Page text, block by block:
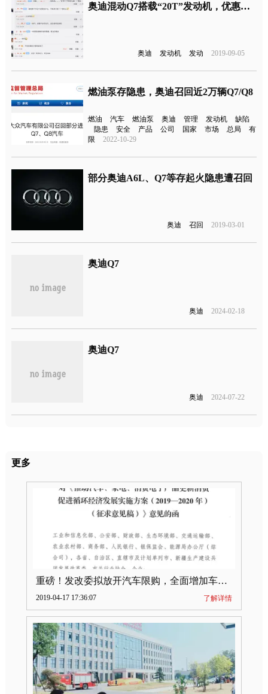
奥迪混动Q7搭载“20T”发动机，优惠后仅61万！故意还是无意？
奥迪 发动机 发动 2019-09-05
燃油泵存隐患，奥迪召回近2万辆Q7/Q8
燃油 汽车 燃油泵 奥迪 管理 发动机
缺陷
隐患
安全 产品 公司 国家 市场 总局
有
限
2022-10-29
部分奥迪A6L、Q7等存起火隐患遭召回
奥迪 召回 2019-03-01
奥迪Q7
奥迪 2024-02-18
奥迪Q7
奥迪 2024-07-22
更多
重磅！发改委拟放开汽车限购，全面增加车牌指标
2019-04-17 17:36:07 了解详情